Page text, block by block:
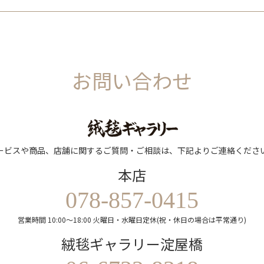
お問い合わせ
ビスや商品、店舗に関するご質問・ご相談は、下記よりご連絡くださ
本店
078-857-0415
営業時間 10:00～18:00 火曜日・水曜日定休(祝・休日の場合は平常通り)
絨毯ギャラリー淀屋橋